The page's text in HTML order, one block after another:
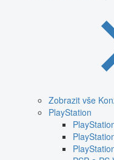
Zobrazit vše
PlayStation